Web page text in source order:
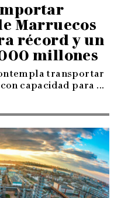
Marruecos
récord y un
millones
transportar
capacidad para ...